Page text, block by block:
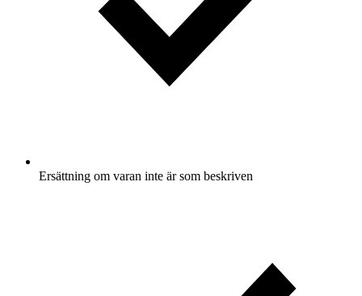
Ersättning om varan inte är som beskriven